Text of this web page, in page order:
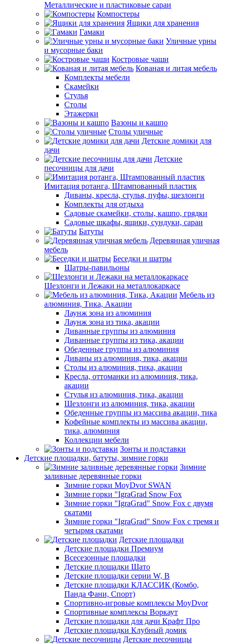
Металлические и пластиковые сараи
Компостеры
Ящики для хранения
Гамаки
Уличные урны
и мусорные баки
Костровые чаши
Кованая и литая мебель
Комплекты мебели
Скамейки
Стулья
Столы
Этажерки
Вазоны и кашпо
Столы уличные
Детские домики для
дачи
Детские
песочницы для дачи
Имитация ротанга, Штампованный пластик
Диваны, кресла, стулья, пуфы, шезлонги
Комплекты для отдыха
Садовые скамейки, столы, кашпо, грядки
Садовые шкафы, ящики, сундуки, сараи
Батуты
Деревянная уличная
мебель
Беседки и шатры
Шатры-павильоны
Шезлонги и Лежаки на металлокаркасе
Мебель из
алюминия, Тика, Акации
Лаунж зона из алюминия
Лаунж зона из тика, акации
Диванные группы из алюминия
Диванные группы из тика, акации
Обеденные группы из алюминия
Диваны из алюминия, тика, акации
Столы из алюминия, тика, акации
Кресла, оттоманки из алюминия, тика,
акации
Стулья из алюминия, тика, акации
Шезлонги из алюминия, тика, акации
Обеденные группы из массива акации, тика
Кофейные комплекты из массива акации,
тика, алюминия
Коллекции мебели
Зонты и подставки
Детские площадки, батуты, зимние горки
Зимние
заливные деревянные горки
Зимние горки MoyDvor SWAN
Зимние горки "IgraGrad Snow Fox
Зимние горки "IgraGrad" Snow Fox с двумя
скатами
Зимние горки "IgraGrad" Snow Fox с тремя и
четырмя скатами
Детские площадки
Детские площадки Премиум
Всесезонные площадки
Детские площадки Шато
Детские площадки серии W, В
Детские площадки КЛАССИК (Комбо,
Панда Фани, Спорт)
Спортивно-игровые комплексы MoyDvor
Спортивные комплексы Воркаут
Детские площадки для дачи Крафт Про
Детские площадки Клубный домик
Детские песочницы